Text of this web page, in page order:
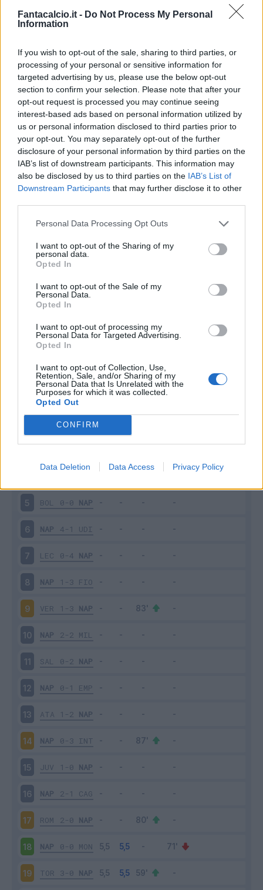
Fantacalcio.it - Do Not Process My Personal
Information
If you wish to opt-out of the sale, sharing to third parties, or
processing of your personal or sensitive information for
targeted advertising by us, please use the below opt-out
section to confirm your selection. Please note that after your
opt-out request is processed you may continue seeing
interest-based ads based on personal information utilized by
us or personal information disclosed to third parties prior to
your opt-out. You may separately opt-out of the further
disclosure of your personal information by third parties on the
IAB’s list of downstream participants. This information may
also be disclosed by us to third parties on the IAB’s List of
Downstream Participants that may further disclose it to other
Personal Data Processing Opt Outs
I want to opt-out of the Sharing of my
personal data.
Opted In
I want to opt-out of the Sale of my
Personal Data.
Opted In
I want to opt-out of processing my
Personal Data for Targeted Advertising.
Opted In
I want to opt-out of Collection, Use,
Retention, Sale, and/or Sharing of my
Personal Data that Is Unrelated with the
Purposes for which it was collected.
Opted Out
CONFIRM
Data Deletion Data Access Privacy Policy
Classic Mantra
Riepilogo stagione
Titolare
Entrato 12 - 31%
Scarica riepilogo
stagionale
Scarica
Giornata VotoFV Entrato Uscito Bonus/Malus
FRO 1-3 NAP
2-0 SAS
5 BOL 0-0 NAP
6 NAP 4-1 UDI
7 LEC 0-4 NAP
8 NAP 1-3 FIO
9 VER 1-3 NAP
10 NAP 2-2 MIL
11 SAL 0-2 NAP
12 NAP 0-1 EMP
13 ATA 1-2 NAP
14 NAP 0-3 INT
15 JUV 1-0 NAP
16 NAP 2-1 CAG
17 ROM 2-0 NAP
18 NAP 0-0 MON
19 TOR 3-0 NAP